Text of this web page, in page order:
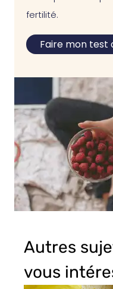
fertilité.
Faire mon test
Autres
vous